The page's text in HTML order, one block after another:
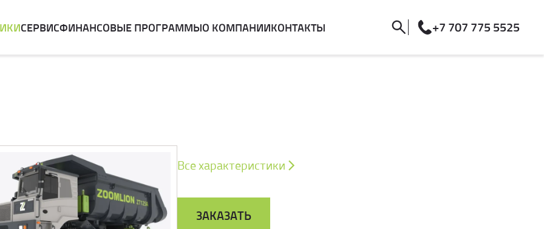
СЕРВИСФИНАНСОВЫЕ ПРОГРАММЫО КОМПАНИИКОНТАКТЫ +7 707 775 5525
Все характеристики
ЗАКАЗАТЬ